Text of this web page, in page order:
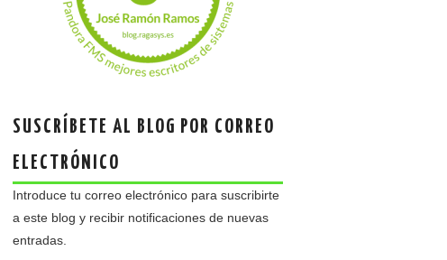
SUSCRÍBETE AL BLOG POR CORREO
ELECTRÓNICO
Introduce tu correo electrónico para suscribirte
a este blog y recibir notificaciones de nuevas
entradas.